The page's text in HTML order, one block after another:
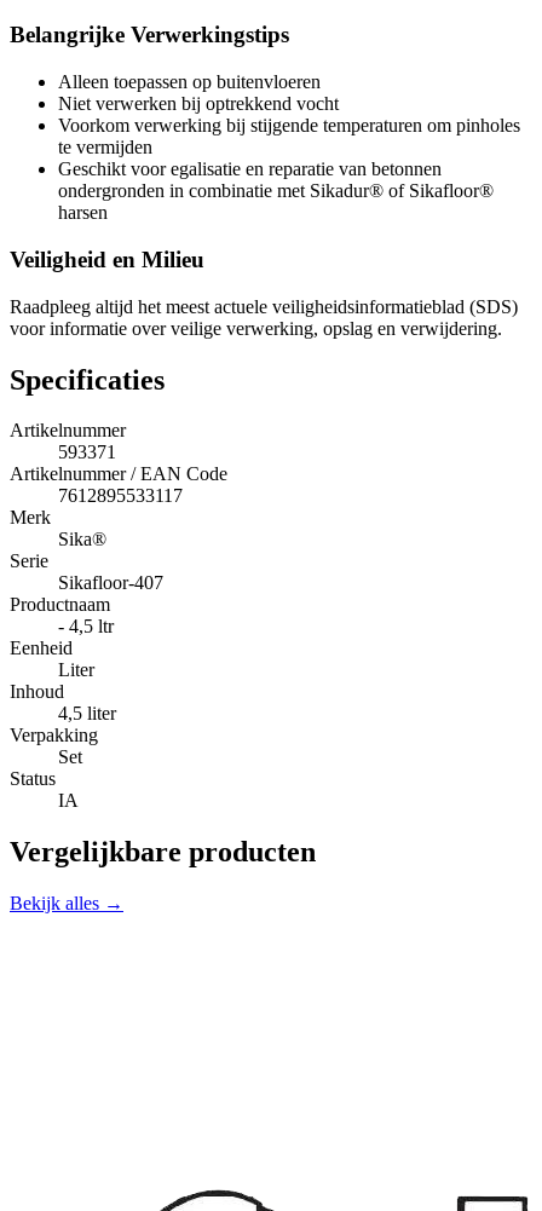
Belangrijke Verwerkingstips
Alleen toepassen op buitenvloeren
Niet verwerken bij optrekkend vocht
Voorkom verwerking bij stijgende temperaturen om pinholes
te vermijden
Geschikt voor egalisatie en reparatie van betonnen
ondergronden in combinatie met Sikadur® of Sikafloor®
harsen
Veiligheid en Milieu
Raadpleeg altijd het meest actuele veiligheidsinformatieblad (SDS)
voor informatie over veilige verwerking, opslag en verwijdering.
Specificaties
Artikelnummer
593371
Artikelnummer / EAN Code
7612895533117
Merk
Sika®
Serie
Sikafloor-407
Productnaam
- 4,5 ltr
Eenheid
Liter
Inhoud
4,5 liter
Verpakking
Set
Status
IA
Vergelijkbare producten
Bekijk alles →